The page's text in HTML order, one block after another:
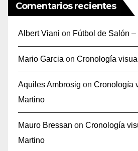
Comentarios recientes
Albert Viani on Fútbol de Salón
Mario Garcia on Cronología
Aquiles Ambrosig on Cronología
Martino
Mauro Bressan on Cronología
Martino